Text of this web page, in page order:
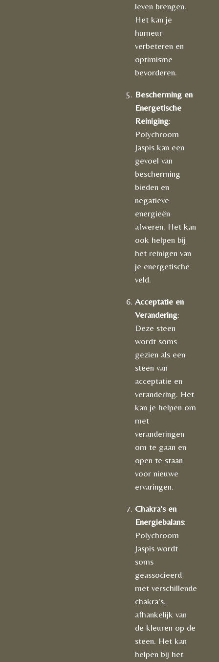
leven brengen.
Het kan je
humeur
verbeteren en
optimisme
bevorderen.
Bescherming en
Energetische
Reiniging:
Polychroom
Jaspis kan een
gevoel van
bescherming
bieden en
negatieve
energieën
afweren. Het kan
ook helpen bij
het reinigen van
je energetische
veld.
Acceptatie en
Verandering:
Deze steen
wordt soms
gezien als een
steen van
acceptatie en
verandering. Het
kan je helpen om
met
veranderingen
om te gaan en
open te staan
voor nieuwe
ervaringen.
Chakra's en
Energiebalans:
Polychroom
Jaspis wordt
soms
geassocieerd
met verschillende
chakra's,
afhankelijk van
de kleuren op de
steen. Het kan
helpen bij het